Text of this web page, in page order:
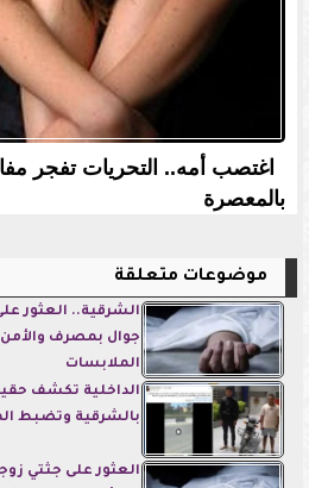
اغتصب أمه.. التحريات تفجر
بالمعصرة
موضوعات متعلقة
الشرقية.. العثور
جوال بمصرف
الملابسات
الداخلية تكشف
بالشرقية وتضبط
العثور على جثتي